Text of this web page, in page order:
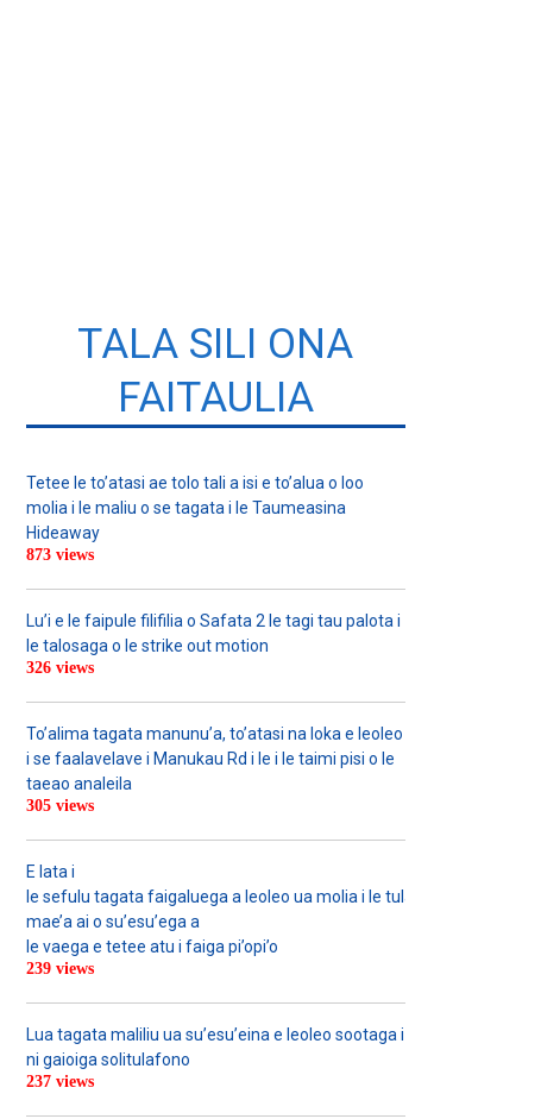
TALA SILI ONA
FAITAULIA
Tetee le to’atasi ae tolo tali a isi e to’alua o loo
molia i le maliu o se tagata i le Taumeasina
Hideaway
873 views
Lu’i e le faipule filifilia o Safata 2 le tagi tau palota i
le talosaga o le strike out motion
326 views
To’alima tagata manunu’a, to’atasi na loka e leoleo
i se faalavelave i Manukau Rd i le i le taimi pisi o le
taeao analeila
305 views
E lata i
le sefulu tagata faigaluega a leoleo ua molia i le tulafono i le
mae’a ai o su’esu’ega a
le vaega e tetee atu i faiga pi’opi’o
239 views
Lua tagata maliliu ua su’esu’eina e leoleo sootaga i
ni gaioiga solitulafono
237 views